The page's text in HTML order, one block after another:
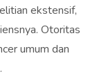
ekstensif,
Otoritas
umum dan